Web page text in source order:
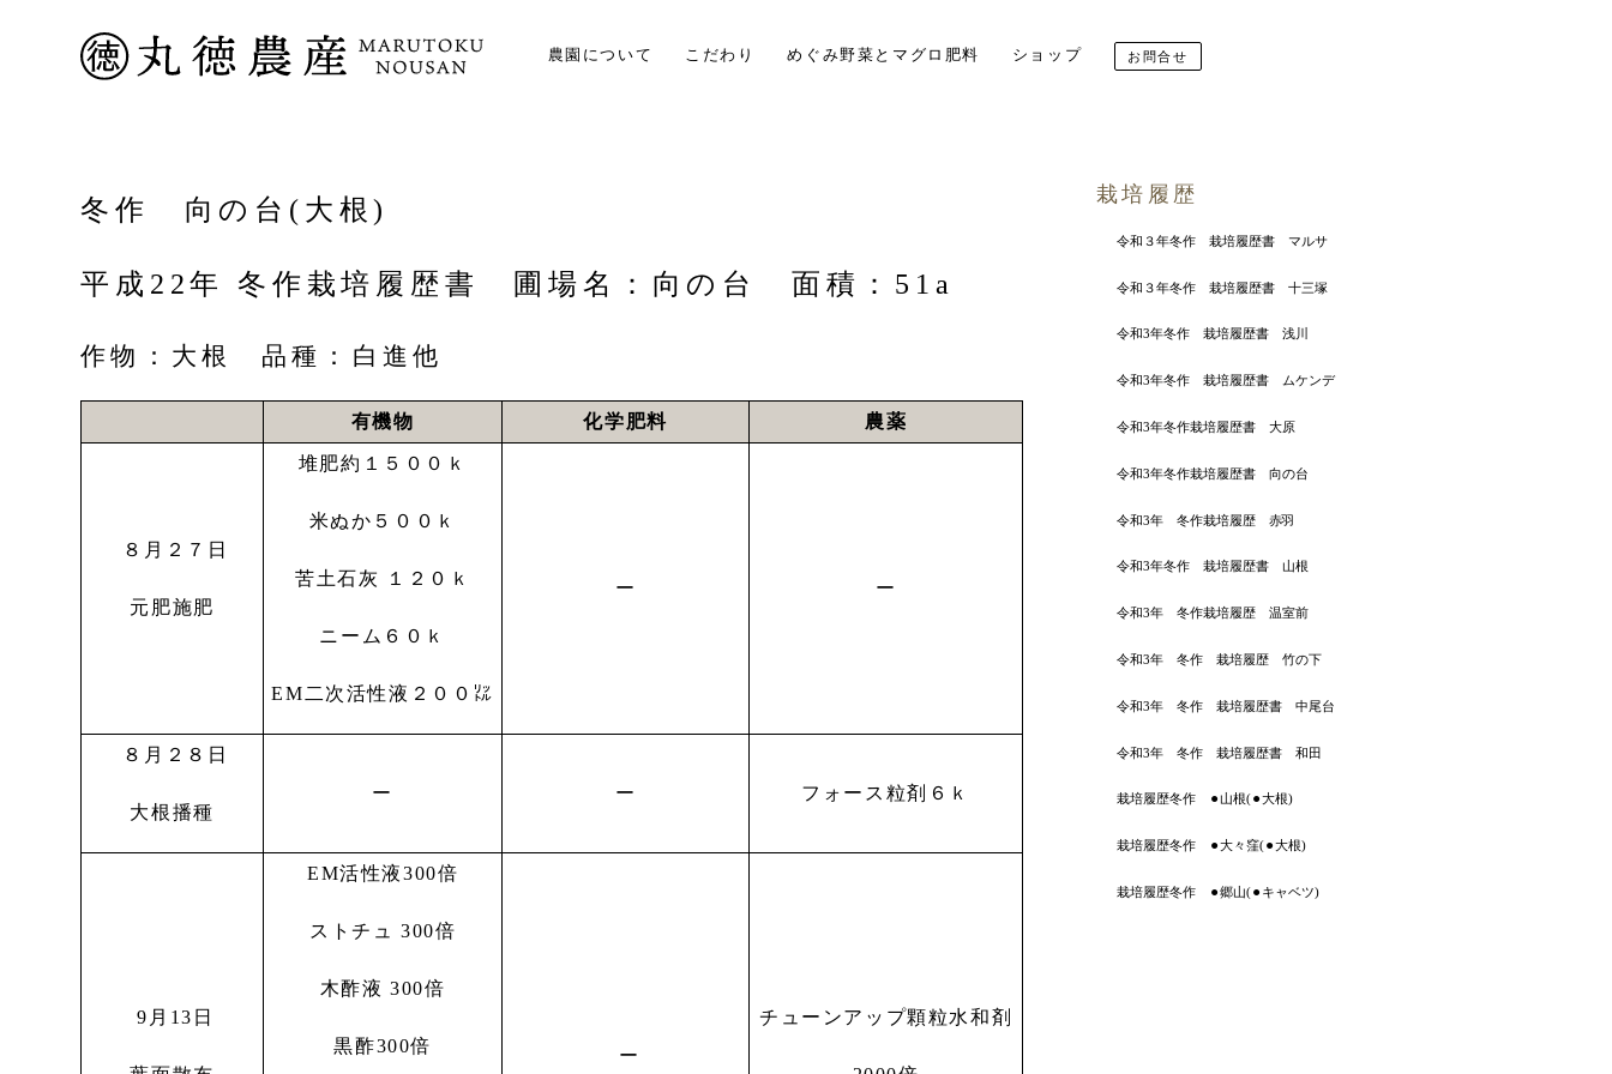
農園について こだわり めぐみ野菜とマグロ肥料 ショップ お問合せ
冬作 向の台(大根)
平成22年 冬作栽培履歴書 圃場名：向の台 面積：51a
作物：大根 品種：白進他
有機物 化学肥料 農薬
８月２７日
元肥施肥
堆肥約１５００ｋ
米ぬか５００ｋ
苦土石灰 １２０ｋ
ニーム６０ｋ
EM二次活性液２００㍑
ー ー
８月２８日
大根播種
ー ー フォース粒剤６ｋ
9月13日
EM活性液300倍
ストチュ 300倍
木酢液 300倍
黒酢300倍 ー
チューンアップ顆粒水和剤
栽培履歴
令和３年冬作 栽培履歴書 マルサ
令和３年冬作 栽培履歴書 十三塚
令和3年冬作 栽培履歴書 浅川
令和3年冬作 栽培履歴書 ムケンデ
令和3年冬作栽培履歴書 大原
令和3年冬作栽培履歴書 向の台
令和3年 冬作栽培履歴 赤羽
令和3年冬作 栽培履歴書 山根
令和3年 冬作栽培履歴 温室前
令和3年 冬作 栽培履歴 竹の下
令和3年 冬作 栽培履歴書 中尾台
令和3年 冬作 栽培履歴書 和田
栽培履歴冬作 ⚫︎山根(⚫︎大根)
栽培履歴冬作 ⚫︎大々窪(⚫︎大根)
栽培履歴冬作 ⚫︎郷山(⚫︎キャベツ)